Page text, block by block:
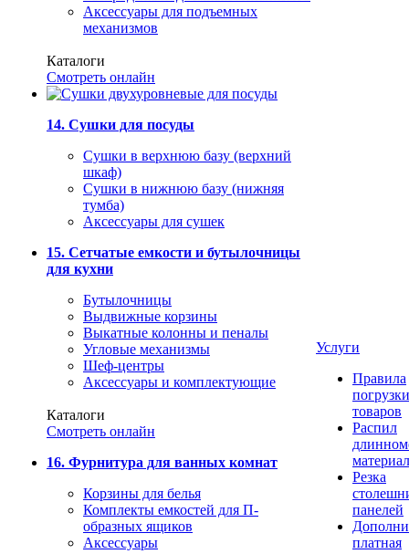
Аксессуары для подъемных
механизмов
Каталоги
Смотреть онлайн
14. Сушки для посуды
Сушки в верхнюю базу (верхний
шкаф)
Сушки в нижнюю базу (нижняя
тумба)
Аксессуары для сушек
15. Сетчатые емкости и бутылочницы
для кухни
Бутылочницы
Выдвижные корзины
Выкатные колонны и пеналы
Угловые механизмы
Шеф-центры
Аксессуары и комплектующие
Каталоги
Смотреть онлайн
16. Фурнитура для ванных комнат
Корзины для белья
Комплекты емкостей для П-
образных ящиков
Аксессуары
Услуги
Правила
погрузки
товаров
Распил
Резка
панелей
платная